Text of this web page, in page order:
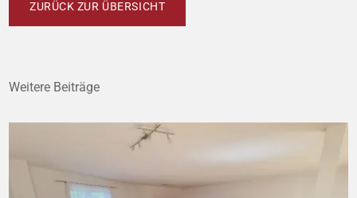
ZURÜCK ZUR ÜBERSICHT
Weitere Beiträge